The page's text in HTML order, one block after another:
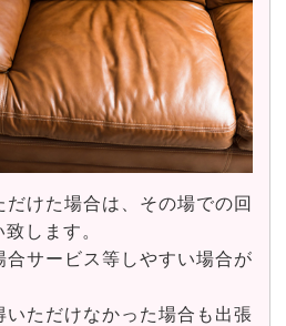
けた場合は、その場での回
します。
合サービス等しやすい場合が
いただけなかった場合も出張